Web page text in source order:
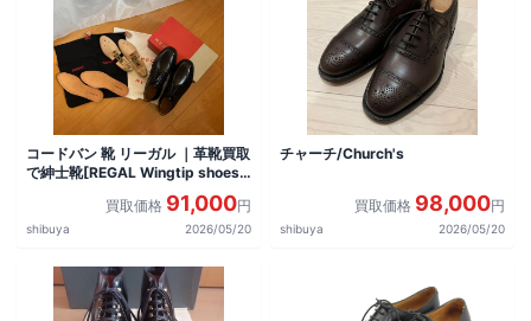
コードバン 靴 リーガル ｜革靴買取
で紳士靴[REGAL Wingtip shoes]
買取価格 91,000円
shibuya 2026/05/20
チャーチ/Church's
買取価格 98,000円
shibuya 2026/05/20